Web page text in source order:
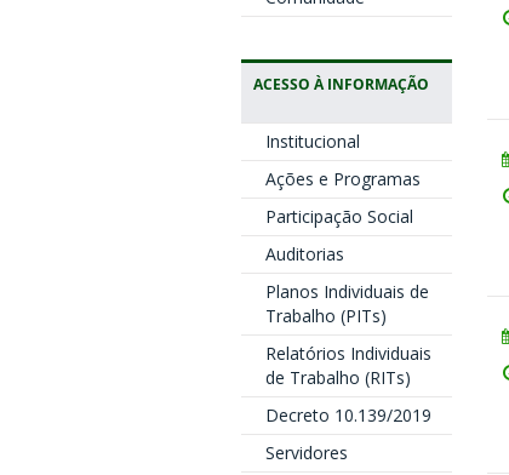
ACESSO À INFORMAÇÃO
Institucional
Ações e Programas
Participação Social
Auditorias
Planos Individuais de
Trabalho (PITs)
Relatórios Individuais
de Trabalho (RITs)
Decreto 10.139/2019
Servidores